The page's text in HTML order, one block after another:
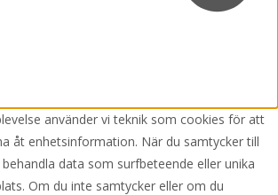
använder vi teknik som cookies för att
åt enhetsinformation. När du samtycker till
data som surfbeteende eller unika
Om du inte samtycker eller om du